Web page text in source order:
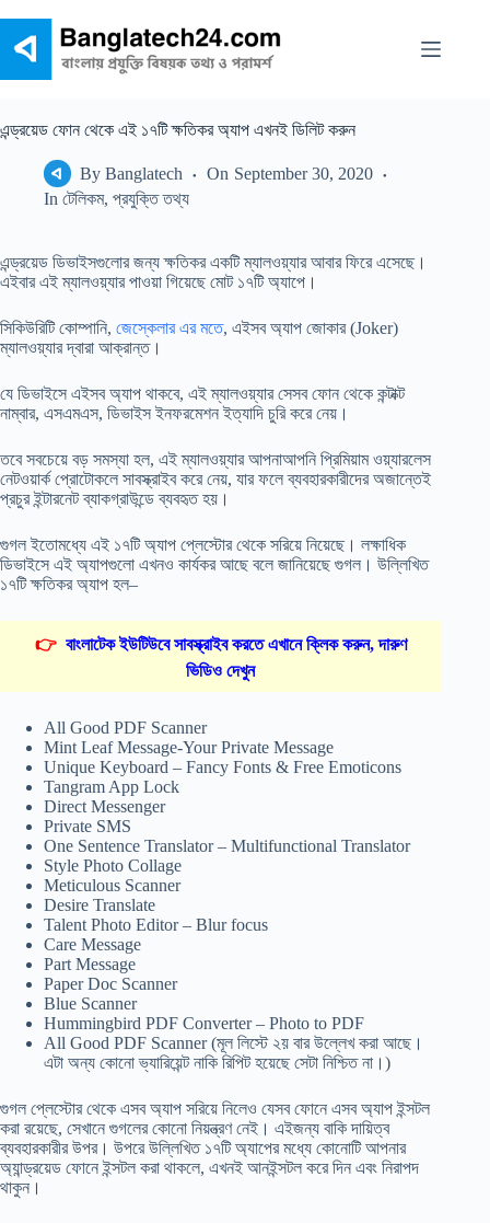
content
এন্ড্রয়েড ফোন থেকে এই ১৭টি ক্ষতিকর অ্যাপ এখনই ডিলিট করুন
By Banglatech On September 30, 2020
In টেলিকম,প্রযুক্তি তথ্য
এন্ড্রয়েড ডিভাইসগুলোর জন্য ক্ষতিকর একটি ম্যালওয়্যার আবার ফিরে এসেছে।
এইবার এই ম্যালওয়্যার পাওয়া গিয়েছে মোট ১৭টি অ্যাপে।
সিকিউরিটি কোম্পানি, জেস্কেলার এর মতে, এইসব অ্যাপ জোকার (Joker)
ম্যালওয়্যার দ্বারা আক্রান্ত।
যে ডিভাইসে এইসব অ্যাপ থাকবে, এই ম্যালওয়্যার সেসব ফোন থেকে কন্টাক্ট
নাম্বার, এসএমএস, ডিভাইস ইনফরমেশন ইত্যাদি চুরি করে নেয়।
তবে সবচেয়ে বড় সমস্যা হল, এই ম্যালওয়্যার আপনাআপনি প্রিমিয়াম ওয়্যারলেস
নেটওয়ার্ক প্রোটোকলে সাবস্ক্রাইব করে নেয়, যার ফলে ব্যবহারকারীদের অজান্তেই
প্রচুর ইন্টারনেট ব্যাকগ্রাউন্ডে ব্যবহৃত হয়।
গুগল ইতোমধ্যে এই ১৭টি অ্যাপ প্লেস্টোর থেকে সরিয়ে নিয়েছে। লক্ষাধিক
ডিভাইসে এই অ্যাপগুলো এখনও কার্যকর আছে বলে জানিয়েছে গুগল। উল্লিখিত
১৭টি ক্ষতিকর অ্যাপ হল–
👉 বাংলাটেক ইউটিউবে সাবস্ক্রাইব করতে এখানে ক্লিক করুন, দারুণ
ভিডিও দেখুন
All Good PDF Scanner
Mint Leaf Message-Your Private Message
Unique Keyboard – Fancy Fonts & Free Emoticons
Tangram App Lock
Direct Messenger
Private SMS
One Sentence Translator – Multifunctional Translator
Style Photo Collage
Meticulous Scanner
Desire Translate
Talent Photo Editor – Blur focus
Care Message
Part Message
Paper Doc Scanner
Blue Scanner
Hummingbird PDF Converter – Photo to PDF
All Good PDF Scanner (মূল লিস্টে ২য় বার উল্লেখ করা আছে।
এটা অন্য কোনো ভ্যারিয়েন্ট নাকি রিপিট হয়েছে সেটা নিশ্চিত না।)
গুগল প্লেস্টোর থেকে এসব অ্যাপ সরিয়ে নিলেও যেসব ফোনে এসব অ্যাপ ইন্সটল
করা রয়েছে, সেখানে গুগলের কোনো নিয়ন্ত্রণ নেই। এইজন্য বাকি দায়িত্ব
ব্যবহারকারীর উপর। উপরে উল্লিখিত ১৭টি অ্যাপের মধ্যে কোনোটি আপনার
অ্যান্ড্রয়েড ফোনে ইন্সটল করা থাকলে, এখনই আনইন্সটল করে দিন এবং নিরাপদ
থাকুন।